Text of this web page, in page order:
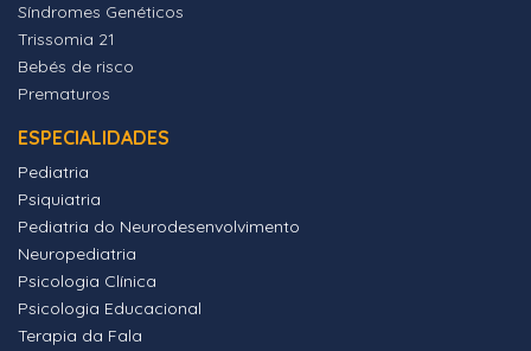
Síndromes Genéticos
Trissomia 21
Bebés de risco
Prematuros
ESPECIALIDADES
Pediatria
Psiquiatria
Pediatria do Neurodesenvolvimento
Neuropediatria
Psicologia Clínica
Psicologia Educacional
Terapia da Fala